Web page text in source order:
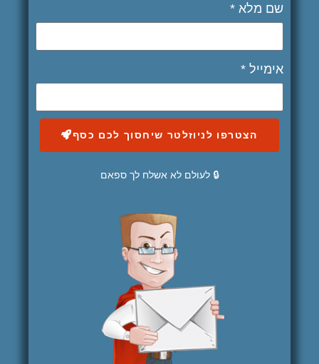
שם מלא *
אימייל *
הצטרפו לניוזלטר שיחסוך לכם כסף
🔒 לעולם לא אשלח לך ספאם